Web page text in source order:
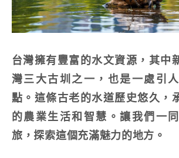
台灣擁有豐富的水文資源，其中
灣三大古圳之一，也是一處引
點。這條古老的水道歷史悠久，
的農業生活和智慧。讓我們一
旅，探索這個充滿魅力的地方。